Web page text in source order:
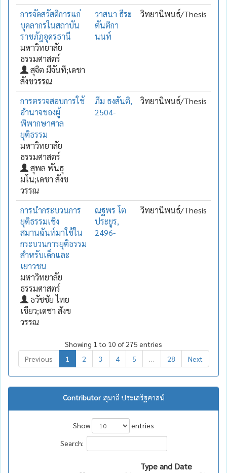
การจัดสวัสดิการแก่
บุคลากรในสถาบัน
ราชภัฎอุดรธานี
มหาวิทยาลัย
ธรรมศาสตร์
สุจิต มีจันที;เดชา
สังขวรรณ
วาสนา ธีระ
ตันติกา
นนท์
วิทยานิพนธ์/Thesis
การตรวจสอบการใช้
อำนาจของผู้
พิพากษาศาล
ยุติธรรม
มหาวิทยาลัย
ธรรมศาสตร์
สุพล พันธุ
มโน;เดชา สังข
วรรณ
ภีม ธงสันติ,
2504-
วิทยานิพนธ์/Thesis
การนำกระบวนการ
ยุติธรรมเชิง
สมานฉันท์มาใช้ใน
กระบวนการยุติธรรม
สำหรับเด็กและ
เยาวชน
มหาวิทยาลัย
ธรรมศาสตร์
ธวัชชัย ไทย
เขียว;เดชา สังข
วรรณ
ณฐพร โต
ประยูร,
2496-
วิทยานิพนธ์/Thesis
Showing 1 to 10 of 275 entries
Previous
1 2 3 4 5 28 Next
Contributor :สุมาลี ประเสริฐศาสน์
Show
entries
Search:
Type and Date